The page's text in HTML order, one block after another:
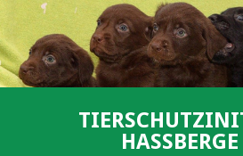
HASSBERGE